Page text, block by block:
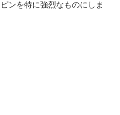
ンを特に強烈なものにしま